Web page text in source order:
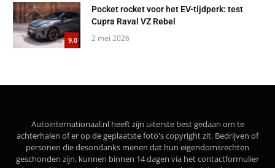
9.0
Pocket rocket voor het EV-tijdperk: test
Cupra Raval VZ Rebel
2 mei 2026
Autointernationaal.nl heeft zijn uiterste best gedaan om te
achterhalen of er op de geplaatste foto's copyright zit. Bedrijven of
personen die desondanks menen dat hun eigendomsrechten
geschonden zijn, kunnen binnen 14 dagen via het contactformulier